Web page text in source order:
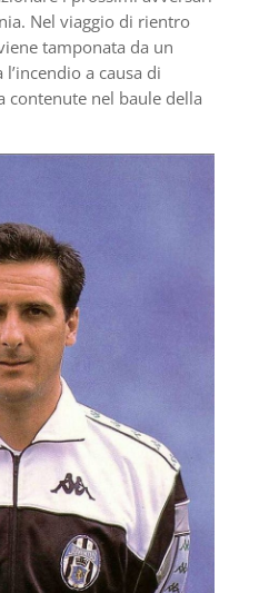
Nel viaggio di rientro
tamponata da un
a causa di
contenute nel baule della